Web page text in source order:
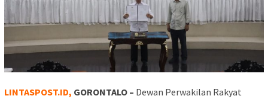
LINTASPOST.ID, GORONTALO – Dewan Perwakilan Rakyat